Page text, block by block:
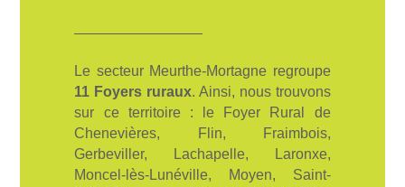
Le secteur Meurthe-Mortagne regroupe
11 Foyers ruraux. Ainsi, nous trouvons
sur ce territoire : le Foyer Rural de
Chenevières, Flin, Fraimbois,
Gerbeviller, Lachapelle, Laronxe,
Moncel-lès-Lunéville, Moyen, Saint-